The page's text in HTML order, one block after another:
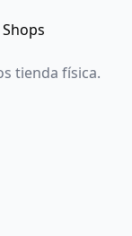
tienda física.